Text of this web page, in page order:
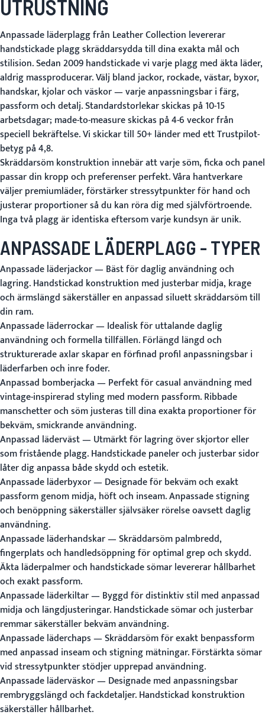
UTRUSTNING
Anpassade läderplagg från Leather Collection levererar
handstickade plagg skräddarsydda till dina exakta mål och
stilision. Sedan 2009 handstickade vi varje plagg med äkta läder,
aldrig massproducerar. Välj bland jackor, rockade, västar, byxor,
handskar, kjolar och väskor — varje anpassningsbar i färg,
passform och detalj. Standardstorlekar skickas på 10-15
arbetsdagar; made-to-measure skickas på 4-6 veckor från
speciell bekräftelse. Vi skickar till 50+ länder med ett Trustpilot-
betyg på 4,8.
Skräddarsöm konstruktion innebär att varje söm, ficka och panel
passar din kropp och preferenser perfekt. Våra hantverkare
väljer premiumläder, förstärker stressytpunkter för hand och
justerar proportioner så du kan röra dig med självförtroende.
Inga två plagg är identiska eftersom varje kundsyn är unik.
ANPASSADE LÄDERPLAGG - TYPER
Anpassade läderjackor— Bäst för daglig användning och
lagring. Handstickad konstruktion med justerbar midja, krage
och ärmslängd säkerställer en anpassad siluett skräddarsöm till
din ram.
Anpassade läderrockar— Idealisk för uttalande daglig
användning och formella tillfällen. Förlängd längd och
strukturerade axlar skapar en förfinad profil anpassningsbar i
läderfarben och inre foder.
Anpassad bomberjacka— Perfekt för casual användning med
vintage-inspirerad styling med modern passform. Ribbade
manschetter och söm justeras till dina exakta proportioner för
bekväm, smickrande användning.
Anpassad läderväst— Utmärkt för lagring över skjortor eller
som fristående plagg. Handstickade paneler och justerbar sidor
låter dig anpassa både skydd och estetik.
Anpassade läderbyxor— Designade för bekväm och exakt
passform genom midja, höft och inseam. Anpassade stigning
och benöppning säkerställer självsäker rörelse oavsett daglig
användning.
Anpassade läderhandskar— Skräddarsöm palmbredd,
fingerplats och handledsöppning för optimal grep och skydd.
Äkta läderpalmer och handstickade sömar levererar hållbarhet
och exakt passform.
Anpassade läderkiltar— Byggd för distinktiv stil med anpassad
midja och längdjusteringar. Handstickade sömar och justerbar
remmar säkerställer bekväm användning.
Anpassade läderchaps— Skräddarsöm för exakt benpassform
med anpassad inseam och stigning mätningar. Förstärkta sömar
vid stressytpunkter stödjer upprepad användning.
Anpassade läderväskor— Designade med anpassningsbar
rembryggslängd och fackdetaljer. Handstickad konstruktion
säkerställer hållbarhet.